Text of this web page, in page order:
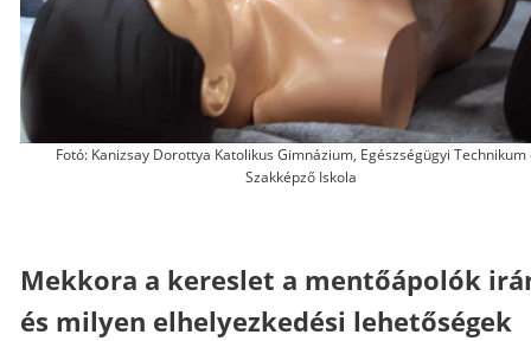
Fotó: Kanizsay Dorottya Katolikus Gimnázium, Egészségügyi Technikum
Szakképző Iskola
Mekkora a kereslet a mentőápolók
és milyen elhelyezkedési lehetőségek